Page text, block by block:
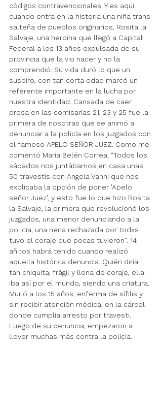
códigos contravencionales. Y es aquí
cuando entra en la historia una niña trans
salteña de pueblos originarios, Rosita la
Salvaje, una heroína que llegó a Capital
Federal a los 13 años expulsada de su
provincia que la vio nacer y no la
comprendió. Su vida duró lo que un
suspiro, con tan corta edad marcó un
referente importante en la lucha por
nuestra identidad. Cansada de caer
presa en las comisarías 21, 23 y 25 fue la
primera de nosotras que se animó a
denunciar a la policía en los juzgados con
el famoso APELO SEÑOR JUEZ. Como me
comentó María Belén Correa, “Todos los
sábados nos juntábamos en casa unas
50 travestis con Ángela Vanni que nos
explicaba la opción de poner 'Apelo
señor Juez', y esto fue lo que hizo Rosita
la Salvaje, la primera que revolucionó los
juzgados, una menor denunciando a la
policía, una nena rechazada por todxs
tuvo el coraje que pocas tuvieron". 14
añitos habrá tenido cuando realizó
aquella histórica denuncia. Quién diría
tan chiquita, frágil y llena de coraje, ella
iba así por el mundo, siendo una criatura.
Murió a los 15 años, enferma de sífilis y
sin recibir atención médica, en la cárcel
donde cumplía arresto por travesti.
Luego de su denuncia, empezaron a
llover muchas más contra la policía.